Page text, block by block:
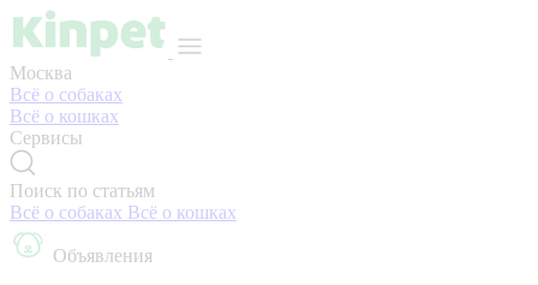
Москва
Всё о собаках
Всё о кошках
Сервисы
Поиск по статьям
Всё о собаках Всё о кошках
Объявления